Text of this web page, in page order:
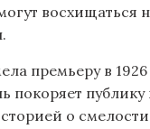
восхищаться
премьеру в
покоряет
о